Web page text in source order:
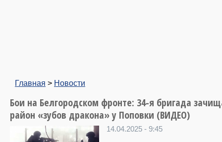
Главная > Новости
Бои на Белгородском фронте: 34-я бригада
район «зубов дракона» у Поповки (ВИДЕО)
14.04.2025 - 9:45